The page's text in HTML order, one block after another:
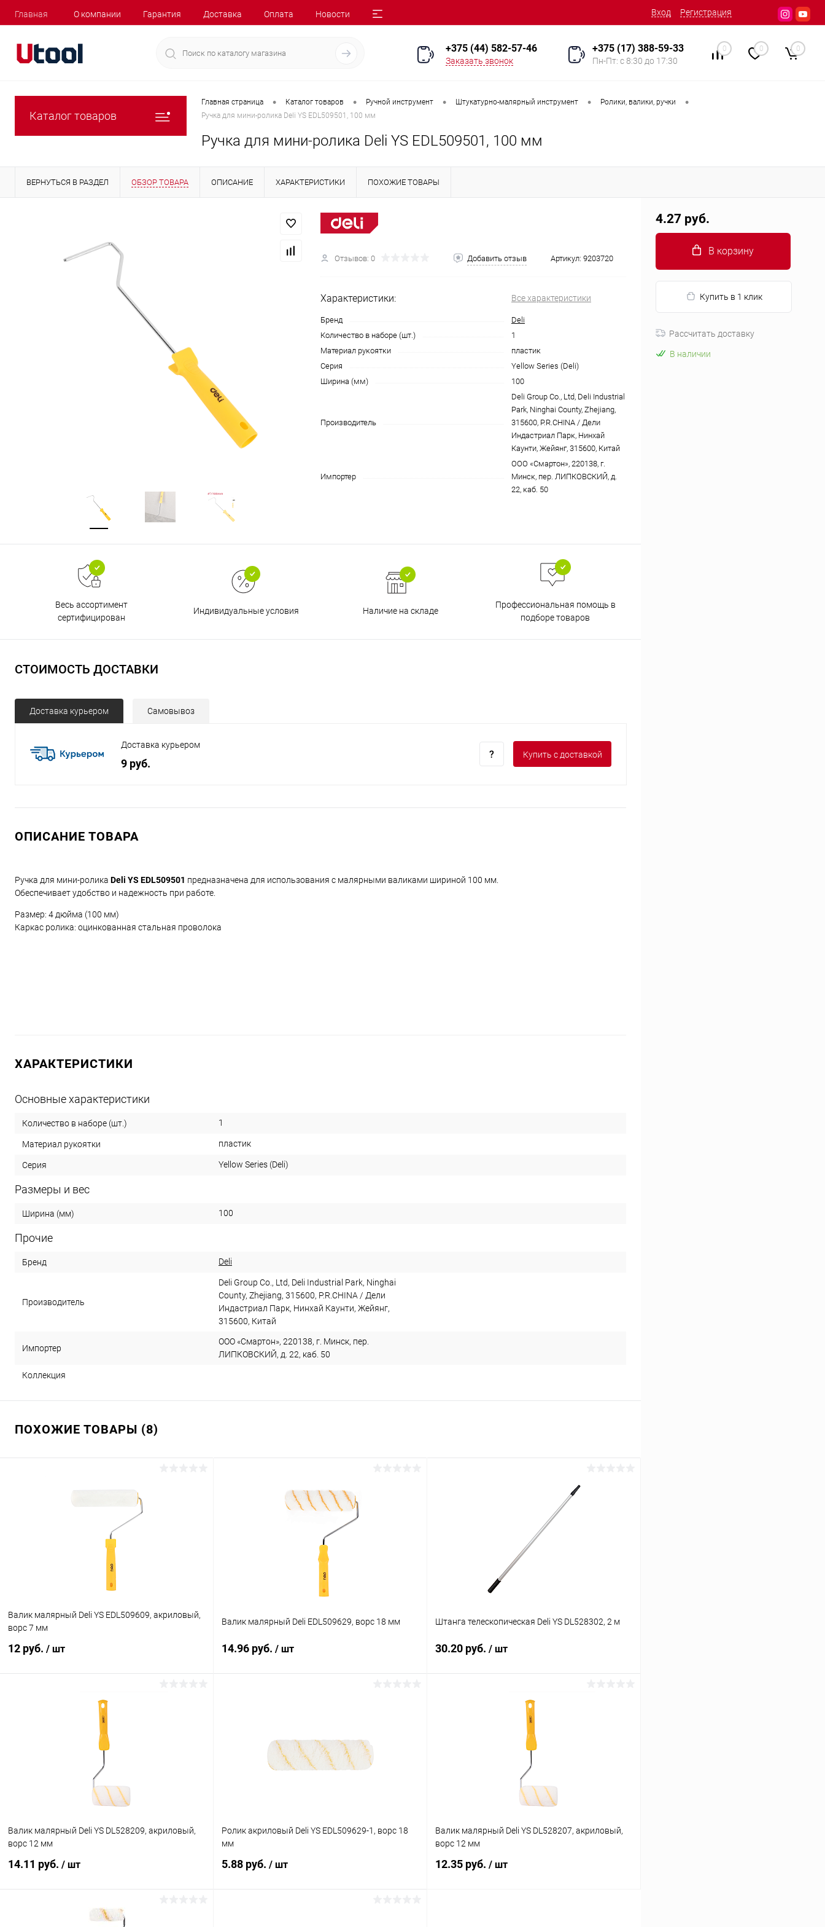
Главная О компании Гарантия Доставка Оплата Новости Вход Регистрация
+375 (44) 582-57-46
Заказать звонок
+375 (17) 388-59-33
Пн-Пт: с 8:30 до 17:30
0 0 0
Каталог товаров
Главная страница • Каталог товаров • Ручной инструмент • Штукатурно-малярный инструмент • Ролики, валики, ручки •
Ручка для мини-ролика Deli YS EDL509501, 100 мм
Ручка для мини-ролика Deli YS EDL509501, 100 мм
ВЕРНУТЬСЯ В РАЗДЕЛ ОБЗОР ТОВАРА ОПИСАНИЕ ХАРАКТЕРИСТИКИ ПОХОЖИЕ ТОВАРЫ
Отзывов: 0 Добавить отзыв Артикул: 9203720
Характеристики: Все характеристики
Бренд
Deli
Количество в наборе (шт.)
1
Материал рукоятки
пластик
Серия
Yellow Series (Deli)
Ширина (мм)
100
Производитель
Deli Group Co., Ltd, Deli Industrial
Park, Ninghai County, Zhejiang,
315600, P.R.CHINA / Дели
Индастриал Парк, Нинхай
Каунти, Жейянг, 315600, Китай
Импортер
ООО «Смартон», 220138, г.
Минск, пер. ЛИПКОВСКИЙ, д.
22, каб. 50
Весь ассортимент
сертифицирован
Индивидуальные условия Наличие на складе
Профессиональная помощь в
подборе товаров
СТОИМОСТЬ ДОСТАВКИ
Доставка курьером Самовывоз
Доставка курьером
9 руб.
Купить с доставкой
ОПИСАНИЕ ТОВАРА
Ручка для мини-ролика Deli YS EDL509501 предназначена для использования с малярными валиками шириной 100 мм.
Обеспечивает удобство и надежность при работе.
Размер: 4 дюйма (100 мм)
Каркас ролика: оцинкованная стальная проволока
ХАРАКТЕРИСТИКИ
Основные характеристики
Количество в наборе (шт.) 1
Материал рукоятки пластик
Серия Yellow Series (Deli)
Размеры и вес
Ширина (мм) 100
Прочие
Бренд Deli
Производитель
Deli Group Co., Ltd, Deli Industrial Park, Ninghai
County, Zhejiang, 315600, P.R.CHINA / Дели
Индастриал Парк, Нинхай Каунти, Жейянг,
315600, Китай
Импортер
ООО «Смартон», 220138, г. Минск, пер.
ЛИПКОВСКИЙ, д. 22, каб. 50
Коллекция
ПОХОЖИЕ ТОВАРЫ (8)
Валик малярный Deli YS EDL509609, акриловый,
ворс 7 мм
12 руб. / шт
В корзину
Валик малярный Deli EDL509629, ворс 18 мм
14.96 руб. / шт
В наличии
Штанга телескопическая Deli YS DL528302, 2 м
30.20 руб. / шт
В корзину
Валик малярный Deli YS DL528209, акриловый,
ворс 12 мм
14.11 руб. / шт
В корзину
Ролик акриловый Deli YS EDL509629-1, ворс 18
мм
5.88 руб. / шт
Валик малярный Deli YS DL528207, акриловый,
ворс 12 мм
12.35 руб. / шт
4.27 руб.
В корзину
Купить в 1 клик
Рассчитать доставку
В наличии